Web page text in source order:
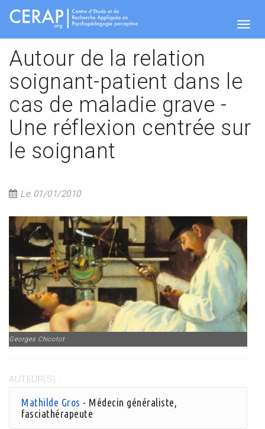
Aller
contenu
principal
Autour de la relation
soignant-patient dans le
cas de maladie grave -
Une réflexion centrée sur
le soignant
Le 01/01/2010
Georges Chicotot
AUTEUR(S) :
Mathilde Gros - Médecin généraliste,
fasciathérapeute